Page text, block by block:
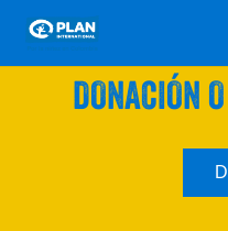
SÚMATE A
DONACIÓN